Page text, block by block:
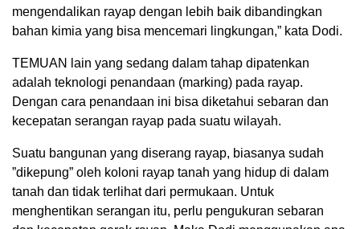
mengendalikan rayap dengan lebih baik dibandingkan
bahan kimia yang bisa mencemari lingkungan,” kata Dodi.
TEMUAN lain yang sedang dalam tahap dipatenkan
adalah teknologi penandaan (marking) pada rayap.
Dengan cara penandaan ini bisa diketahui sebaran dan
kecepatan serangan rayap pada suatu wilayah.
Suatu bangunan yang diserang rayap, biasanya sudah
”dikepung” oleh koloni rayap tanah yang hidup di dalam
tanah dan tidak terlihat dari permukaan. Untuk
menghentikan serangan itu, perlu pengukuran sebaran